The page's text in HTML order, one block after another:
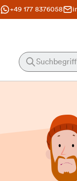
+49 177 8376058